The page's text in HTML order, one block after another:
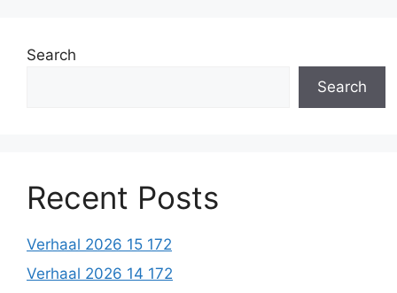
Search
Search
Recent Posts
Verhaal 2026 15 172
Verhaal 2026 14 172